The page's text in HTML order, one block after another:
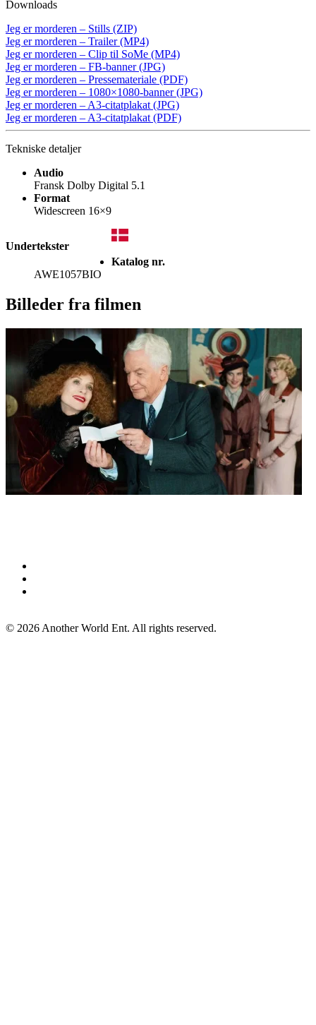
Downloads
Jeg er morderen – Stills (ZIP)
Jeg er morderen – Trailer (MP4)
Jeg er morderen – Clip til SoMe (MP4)
Jeg er morderen – FB-banner (JPG)
Jeg er morderen – Pressemateriale (PDF)
Jeg er morderen – 1080×1080-banner (JPG)
Jeg er morderen – A3-citatplakat (JPG)
Jeg er morderen – A3-citatplakat (PDF)
Tekniske detaljer
Audio
Fransk Dolby Digital 5.1
Format
Widescreen 16×9
Undertekster
Katalog nr.
AWE1057BIO
Billeder fra filmen
© 2026 Another World Ent. All rights reserved.